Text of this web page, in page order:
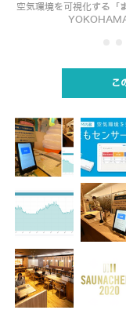
空気環境を可視化する「
こ